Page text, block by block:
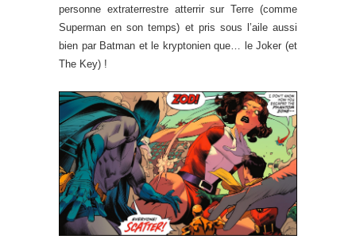
personne extraterrestre atterrir sur Terre (comme
Superman en son temps) et pris sous l’aile aussi
bien par Batman et le kryptonien que… le Joker (et
The Key) !